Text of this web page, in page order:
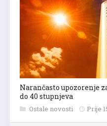
Narančasto upozorenje
do 40 stupnjeva
Ostale novosti Prije